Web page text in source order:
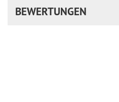
BEWERTUNGEN